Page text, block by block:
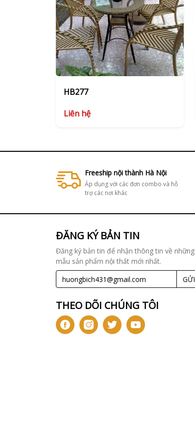
HB277
Liên hệ
Freeship nội thành Hà Nội
Áp dụng với các đơn combo và hỗ
trợ các nơi khác
ĐĂNG KÝ BẢN TIN
Đăng ký bản tin để nhận thông tin về những
mẫu sản phẩm nội thất mới nhất.
GỬI
THEO DÕI CHÚNG TÔI